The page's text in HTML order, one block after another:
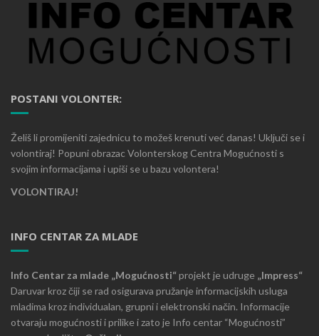
POSTANI VOLONTER:
Želiš li promijeniti zajednicu to možeš krenuti već danas! Uključi se i
volontiraj! Popuni obrazac Volonterskog Centra Mogućnosti s
svojim informacijama i upiši se u bazu volontera!
VOLONTIRAJ!
INFO CENTAR ZA MLADE
Info Centar za mlade „Mogućnosti“projekt je udruge „Impress“
Daruvar kroz čiji se rad osigurava pružanje informacijskih usluga
mladima kroz individualan, grupni i elektronski način. Informacije
otvaraju mogućnosti i prilike i zato je Info centar “Mogućnosti”